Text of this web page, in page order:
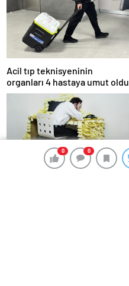
0 0
0 0
Acil tıp teknisyeninin
organları 4 hastaya umut oldu